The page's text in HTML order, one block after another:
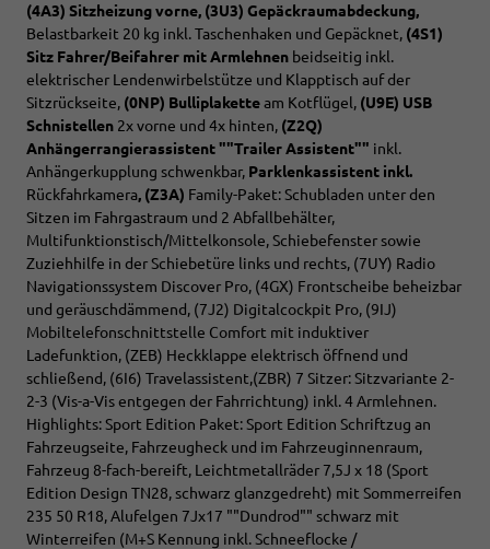
(4A3) Sitzheizung vorne, (3U3) Gepäckraumabdeckung,
Belastbarkeit 20 kg inkl. Taschenhaken und Gepäcknet, (4S1)
Sitz Fahrer/Beifahrer mit Armlehnen beidseitig inkl.
elektrischer Lendenwirbelstütze und Klapptisch auf der
Sitzrückseite, (0NP) Bulliplaketteam Kotflügel, (U9E) USB
Schnistellen 2x vorne und 4x hinten, (Z2Q)
Anhängerrangierassistent ""Trailer Assistent"" inkl.
Anhängerkupplung schwenkbar, Parklenkassistent inkl.
Rückfahrkamera, (Z3A) Family-Paket: Schubladen unter den
Sitzen im Fahrgastraum und 2 Abfallbehälter,
Multifunktionstisch/Mittelkonsole, Schiebefenster sowie
Zuziehhilfe in der Schiebetüre links und rechts, (7UY) Radio
Navigationssystem Discover Pro, (4GX) Frontscheibe beheizbar
und geräuschdämmend, (7J2) Digitalcockpit Pro, (9IJ)
Mobiltelefonschnittstelle Comfort mit induktiver
Ladefunktion, (ZEB) Heckklappe elektrisch öffnend und
schließend, (6I6) Travelassistent,(ZBR) 7 Sitzer: Sitzvariante 2-
2-3 (Vis-a-Vis entgegen der Fahrrichtung) inkl. 4 Armlehnen.
Highlights: Sport Edition Paket: Sport Edition Schriftzug an
Fahrzeugseite, Fahrzeugheck und im Fahrzeuginnenraum,
Fahrzeug 8-fach-bereift, Leichtmetallräder 7,5J x 18 (Sport
Edition Design TN28, schwarz glanzgedreht) mit Sommerreifen
235 50 R18, Alufelgen 7Jx17 ""Dundrod"" schwarz mit
Winterreifen (M+S Kennung inkl. Schneeflocke /